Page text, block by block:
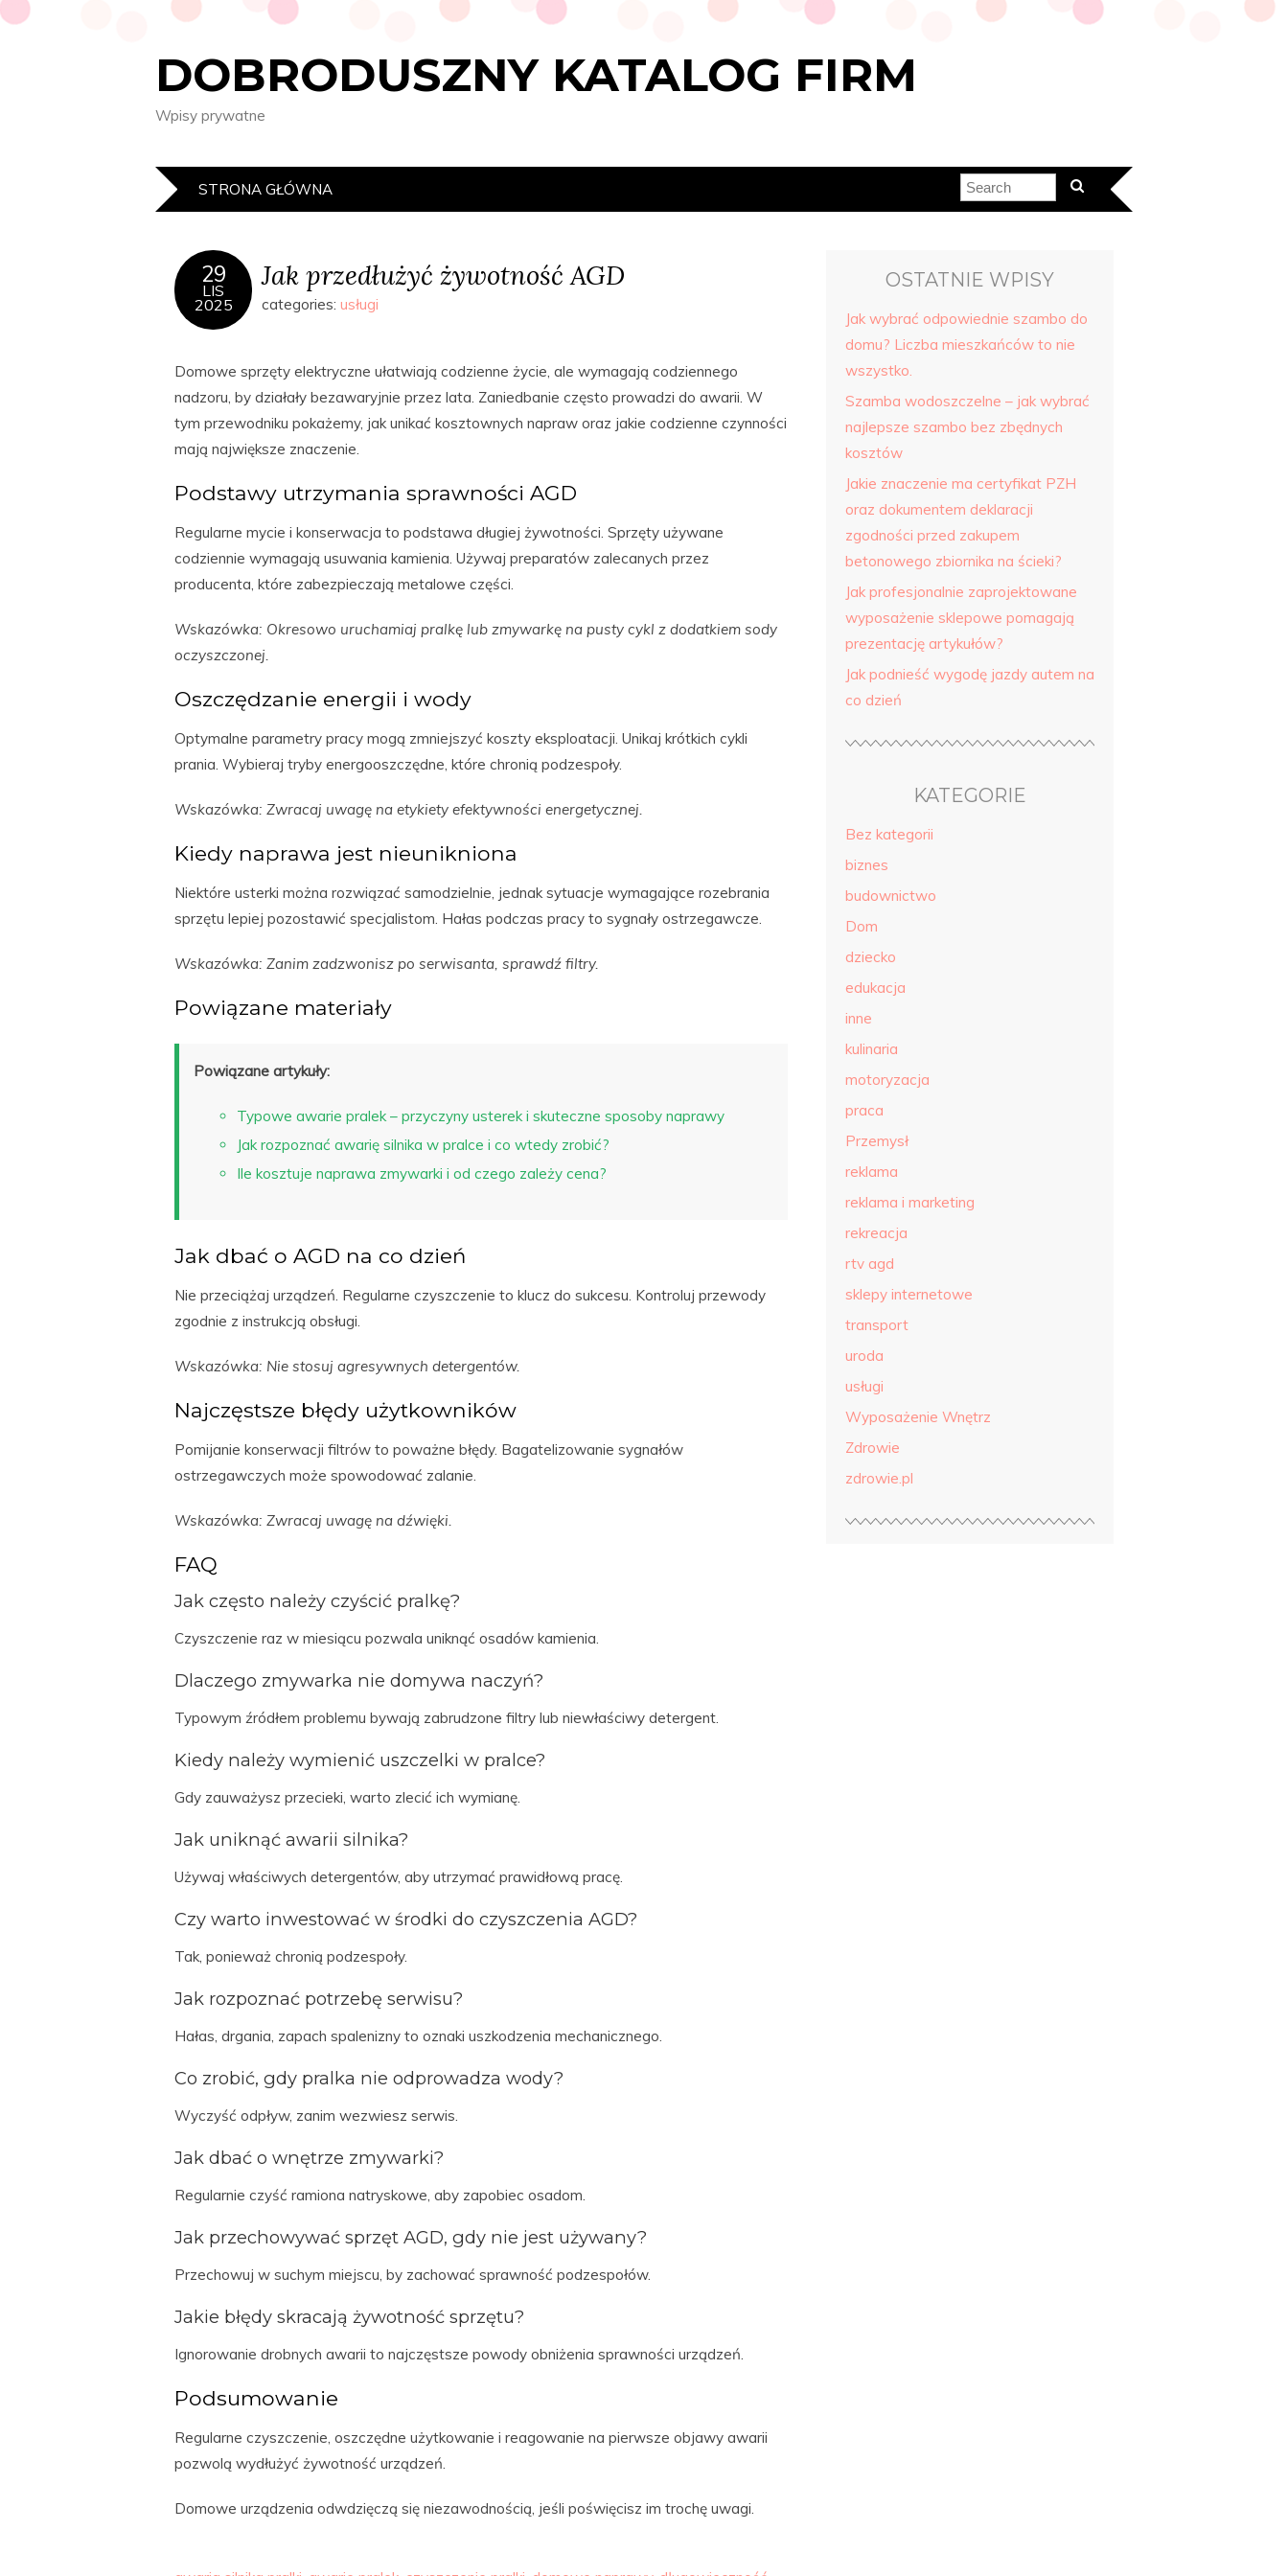
DOBRODUSZNY KATALOG FIRM
Wpisy prywatne
STRONA GŁÓWNA
29
LIS
2025
Jak przedłużyć żywotność AGD
categories: usługi
Domowe sprzęty elektryczne ułatwiają codzienne życie, ale wymagają codziennego
nadzoru, by działały bezawaryjnie przez lata. Zaniedbanie często prowadzi do awarii. W
tym przewodniku pokażemy, jak unikać kosztownych napraw oraz jakie codzienne czynności
mają największe znaczenie.
Podstawy utrzymania sprawności AGD
Regularne mycie i konserwacja to podstawa długiej żywotności. Sprzęty używane
codziennie wymagają usuwania kamienia. Używaj preparatów zalecanych przez
producenta, które zabezpieczają metalowe części.
Wskazówka: Okresowo uruchamiaj pralkę lub zmywarkę na pusty cykl z dodatkiem sody
oczyszczonej.
Oszczędzanie energii i wody
Optymalne parametry pracy mogą zmniejszyć koszty eksploatacji. Unikaj krótkich cykli
prania. Wybieraj tryby energooszczędne, które chronią podzespoły.
Wskazówka: Zwracaj uwagę na etykiety efektywności energetycznej.
Kiedy naprawa jest nieunikniona
Niektóre usterki można rozwiązać samodzielnie, jednak sytuacje wymagające rozebrania
sprzętu lepiej pozostawić specjalistom. Hałas podczas pracy to sygnały ostrzegawcze.
Wskazówka: Zanim zadzwonisz po serwisanta, sprawdź filtry.
Powiązane materiały
Powiązane artykuły:
Typowe awarie pralek – przyczyny usterek i skuteczne sposoby naprawy
Jak rozpoznać awarię silnika w pralce i co wtedy zrobić?
Ile kosztuje naprawa zmywarki i od czego zależy cena?
Jak dbać o AGD na co dzień
Nie przeciążaj urządzeń. Regularne czyszczenie to klucz do sukcesu. Kontroluj przewody
zgodnie z instrukcją obsługi.
Wskazówka: Nie stosuj agresywnych detergentów.
Najczęstsze błędy użytkowników
Pomijanie konserwacji filtrów to poważne błędy. Bagatelizowanie sygnałów
ostrzegawczych może spowodować zalanie.
Wskazówka: Zwracaj uwagę na dźwięki.
FAQ
Jak często należy czyścić pralkę?
Czyszczenie raz w miesiącu pozwala uniknąć osadów kamienia.
Dlaczego zmywarka nie domywa naczyń?
Typowym źródłem problemu bywają zabrudzone filtry lub niewłaściwy detergent.
Kiedy należy wymienić uszczelki w pralce?
Gdy zauważysz przecieki, warto zlecić ich wymianę.
Jak uniknąć awarii silnika?
Używaj właściwych detergentów, aby utrzymać prawidłową pracę.
Czy warto inwestować w środki do czyszczenia AGD?
Tak, ponieważ chronią podzespoły.
Jak rozpoznać potrzebę serwisu?
Hałas, drgania, zapach spalenizny to oznaki uszkodzenia mechanicznego.
Co zrobić, gdy pralka nie odprowadza wody?
Wyczyść odpływ, zanim wezwiesz serwis.
Jak dbać o wnętrze zmywarki?
Regularnie czyść ramiona natryskowe, aby zapobiec osadom.
Jak przechowywać sprzęt AGD, gdy nie jest używany?
Przechowuj w suchym miejscu, by zachować sprawność podzespołów.
Jakie błędy skracają żywotność sprzętu?
Ignorowanie drobnych awarii to najczęstsze powody obniżenia sprawności urządzeń.
Podsumowanie
Regularne czyszczenie, oszczędne użytkowanie i reagowanie na pierwsze objawy awarii
pozwolą wydłużyć żywotność urządzeń.
Domowe urządzenia odwdzięczą się niezawodnością, jeśli poświęcisz im trochę uwagi.
OSTATNIE WPISY
Jak wybrać odpowiednie szambo do
domu? Liczba mieszkańców to nie
wszystko.
Szamba wodoszczelne – jak wybrać
najlepsze szambo bez zbędnych
kosztów
Jakie znaczenie ma certyfikat PZH
oraz dokumentem deklaracji
zgodności przed zakupem
betonowego zbiornika na ścieki?
Jak profesjonalnie zaprojektowane
wyposażenie sklepowe pomagają
prezentację artykułów?
Jak podnieść wygodę jazdy autem na
co dzień
KATEGORIE
Bez kategorii
biznes
budownictwo
Dom
dziecko
edukacja
inne
kulinaria
motoryzacja
praca
Przemysł
reklama
reklama i marketing
rekreacja
rtv agd
sklepy internetowe
transport
uroda
usługi
Wyposażenie Wnętrz
Zdrowie
zdrowie.pl